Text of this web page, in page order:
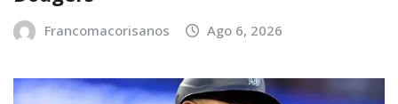
Francomacorisanos Ago 6, 2026